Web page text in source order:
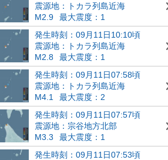
震源地：トカラ列島近海
M2.9
最大震度：1
発生時刻：09月11日10:10頃
震源地：トカラ列島近海
M2.8
最大震度：1
発生時刻：09月11日07:58頃
震源地：トカラ列島近海
M4.1
最大震度：2
発生時刻：09月11日07:57頃
震源地：宗谷地方北部
M3.3
最大震度：1
発生時刻：09月11日07:53頃